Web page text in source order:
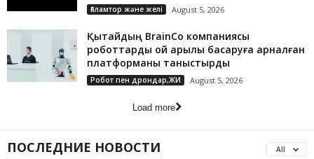
Ғаламтор және желі August 5, 2026
Қытайдың BrainCo компаниясы
роботтарды ой арқылы басқаруға арналған
платформаны таныстырды
Робот пен дрондар,ЖИ August 5, 2026
Load more
ПОСЛЕДНИЕ НОВОСТИ All